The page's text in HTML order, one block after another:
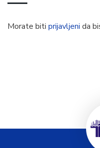
Morate biti prijavljeni da